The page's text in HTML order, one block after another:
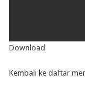
Download
Kembali ke daftar